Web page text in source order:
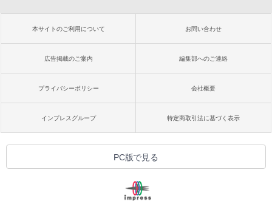
本サイトのご利用について お問い合わせ
広告掲載のご案内 編集部へのご連絡
プライバシーポリシー 会社概要
インプレスグループ 特定商取引法に基づく表示
PC版で見る